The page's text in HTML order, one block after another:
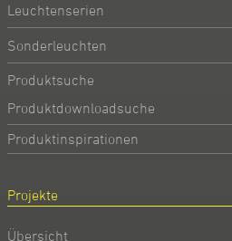
Leuchtenserien
Sonderleuchten
Produktsuche
Produktdownloadsuche
Produktinspirationen
Projekte
Übersicht